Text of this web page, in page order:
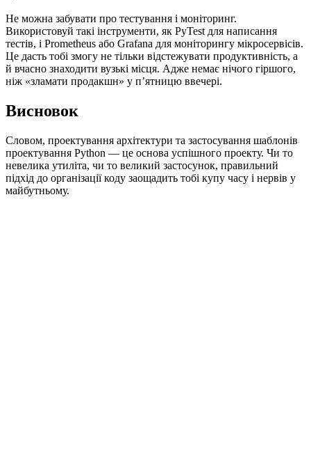
Не можна забувати про тестування і моніторинг.
Використовуй такі інструменти, як PyTest для написання
тестів, і Prometheus або Grafana для моніторингу мікросервісів.
Це дасть тобі змогу не тільки відстежувати продуктивність, а
й вчасно знаходити вузькі місця. Адже немає нічого гіршого,
ніж «зламати продакшн» у п’ятницю ввечері.
Висновок
Словом, проектування архітектури та застосування шаблонів
проектування Python — це основа успішного проекту. Чи то
невелика утиліта, чи то великий застосунок, правильний
підхід до організації коду заощадить тобі купу часу і нервів у
майбутньому.